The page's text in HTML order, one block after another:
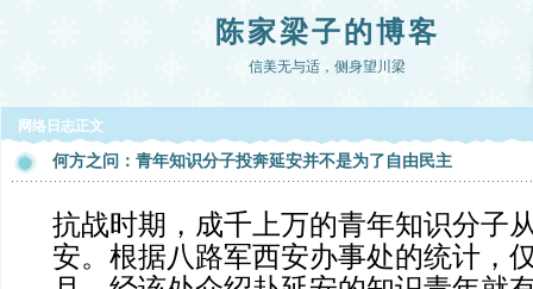
陈家梁子的博客
信美无与适，侧身望川梁
网络日志正文
何方之问：青年知识分子投奔延安并不是为了自由民主
抗战时期，成千上万的青年知识分子
安。根据八路军西安办事处的统计，